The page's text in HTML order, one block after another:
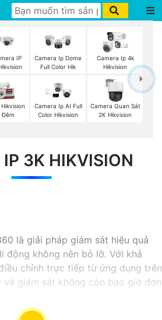
IP
Camera Ip Dome
Full Color Hik
Camera Ip 4k
Hikvision
Đêm
Camera Ip AI Full
Color Hikvision
Camera Quan Sát
2K Hikvision
3K HIKVISION
là giải pháp giám sát hiệu quả
động không nên bỏ lỡ. Với khả
chỉnh trực tiếp từ ứng dụng trên
giám sát không còn bao giờ đơn
chống trộm không chỉ dành